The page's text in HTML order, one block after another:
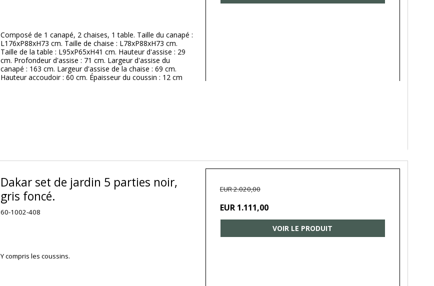
Composé de 1 canapé, 2 chaises, 1 table. Taille du canapé :
L176xP88xH73 cm. Taille de chaise : L78xP88xH73 cm.
Taille de la table : L95xP65xH41 cm. Hauteur d'assise : 29
cm. Profondeur d'assise : 71 cm. Largeur d'assise du
canapé : 163 cm. Largeur d'assise de la chaise : 69 cm.
Hauteur accoudoir : 60 cm. Épaisseur du coussin : 12 cm
Dakar set de jardin 5 parties noir,
gris foncé.
60-1002-408
Y compris les coussins.
EUR 2.020,00
EUR 1.111,00
VOIR LE PRODUIT